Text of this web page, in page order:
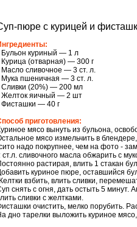
пюре с курицей и
Бульон куриный — 1 л
Курица (отварная) — 300 г
Масло сливочное — 3 ст. л.
Мука пшеничная — 3 ст. л.
Сливки (20%) — 200 мл
Желток яичный — 2 шт
Фисташки — 40 г
приготовления:
мясо вынуть из бульона,
мясо измельчить в
надо покрупнее, чем на фото -
ст.л. сливочного масла обжарить с
растирая, влить 1 стакан
куриное пюре, оставшийся
взбить, влить сливки,
снять с огня, дать остыть 5 минут.
сливки с желтками.
очистить, мелко порубить.
дно тарелки выложить куриное